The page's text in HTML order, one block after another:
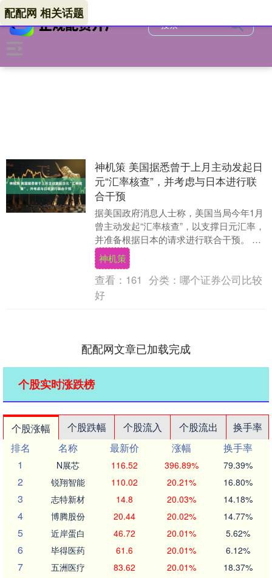
配配网 相关话题
神机策 美国据悉曾于上月主动发起日
元“汇率核查”，并考虑与日本进行联
合干预
据美国政府消息人士称，美国当局今年1月
曾主动发起“汇率核查”，以支撑日元汇率，
并准备根据日本的请求进行联合干预。 消
息人士称，由纽约联储代表美国财政部进
行的“汇....
神机策
查看： 161 分类： 哪个证券公司比较
好
配配网文章已加载完成
个股实时涨跌榜
个股涨幅 个股跌幅 个股流入 个股流出
换手率
排名
名称 最新价 涨幅
换手率
1
N展芯 116.52 396.89% 79.39%
2 锐翔智能 110.02 20.21% 16.80%
3 志特新材 14.8 20.03% 14.18%
4 博腾股份 20.44 20.02% 14.77%
5 近岸蛋白 46.72 20.01% 5.62%
6 毕得医药 61.6 20.01% 6.12%
7 五洲医疗 83.62 20.01% 18.37%